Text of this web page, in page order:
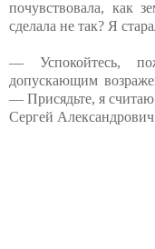
почувствовала, как
сделала не так? Я
— Успокойтесь,
допускающим
— Присядьте, я
Сергей Александрович